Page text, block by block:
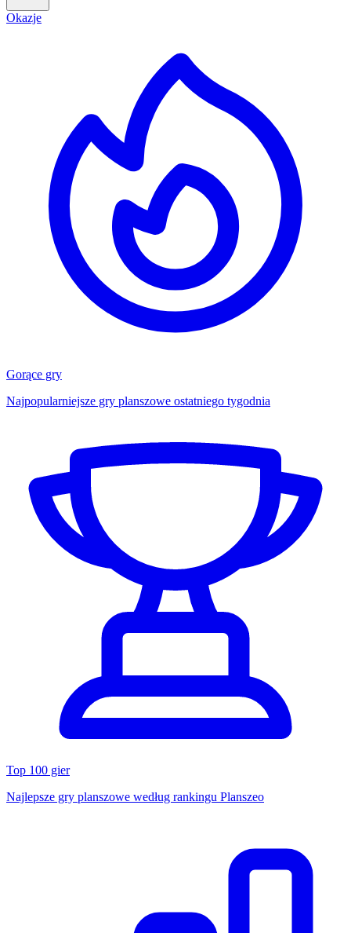
Okazje
Gorące gry
Najpopularniejsze gry planszowe ostatniego tygodnia
Top 100 gier
Najlepsze gry planszowe według rankingu Planszeo